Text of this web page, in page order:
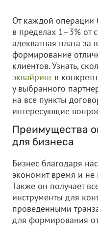
От каждой операции
в пределах 1–3% от
адекватная плата за
формирование
клиентов. Узнать,
эквайрингв
у выбранного
на все пункты
интересующие
Преимущества
для бизнеса
Бизнес благодаря
экономит время и не
Также он получает
инструменты для
проведенными
для формирования